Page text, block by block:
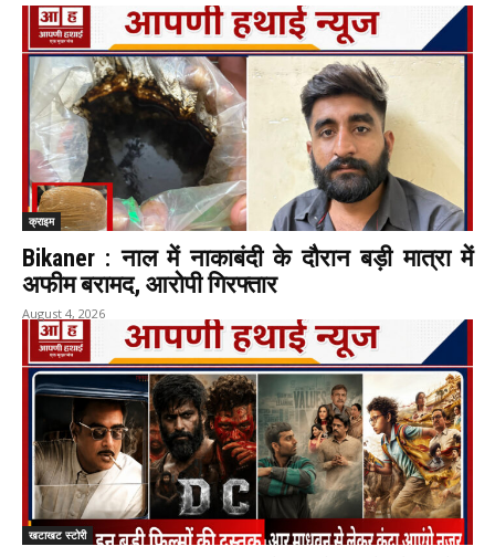
क्राइम
Bikaner : नाल में नाकाबंदी के दौरान बड़ी मात्रा में
अफीम बरामद, आरोपी गिरफ्तार
August 4, 2026
खटाखट स्टोरी